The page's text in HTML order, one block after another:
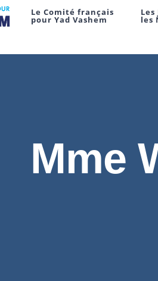
Le Comité français
pour Yad Vashem les
Mme